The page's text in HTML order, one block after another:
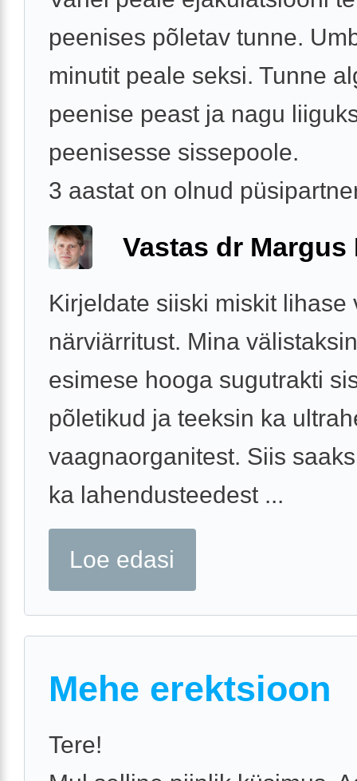
peenises põletav tunne.
minutit peale seksi. Tunne
peenise peast ja nagu
peenisesse sissepoole.
3 aastat on olnud
Vastas dr Margus
Kirjeldate siiski miskit lihase
närviärritust. Mina
esimese hooga sugutrakti
põletikud ja teeksin ka
vaagnaorganitest. Siis
ka lahendusteedest ...
Loe edasi
Mehe erektsioon
Tere!